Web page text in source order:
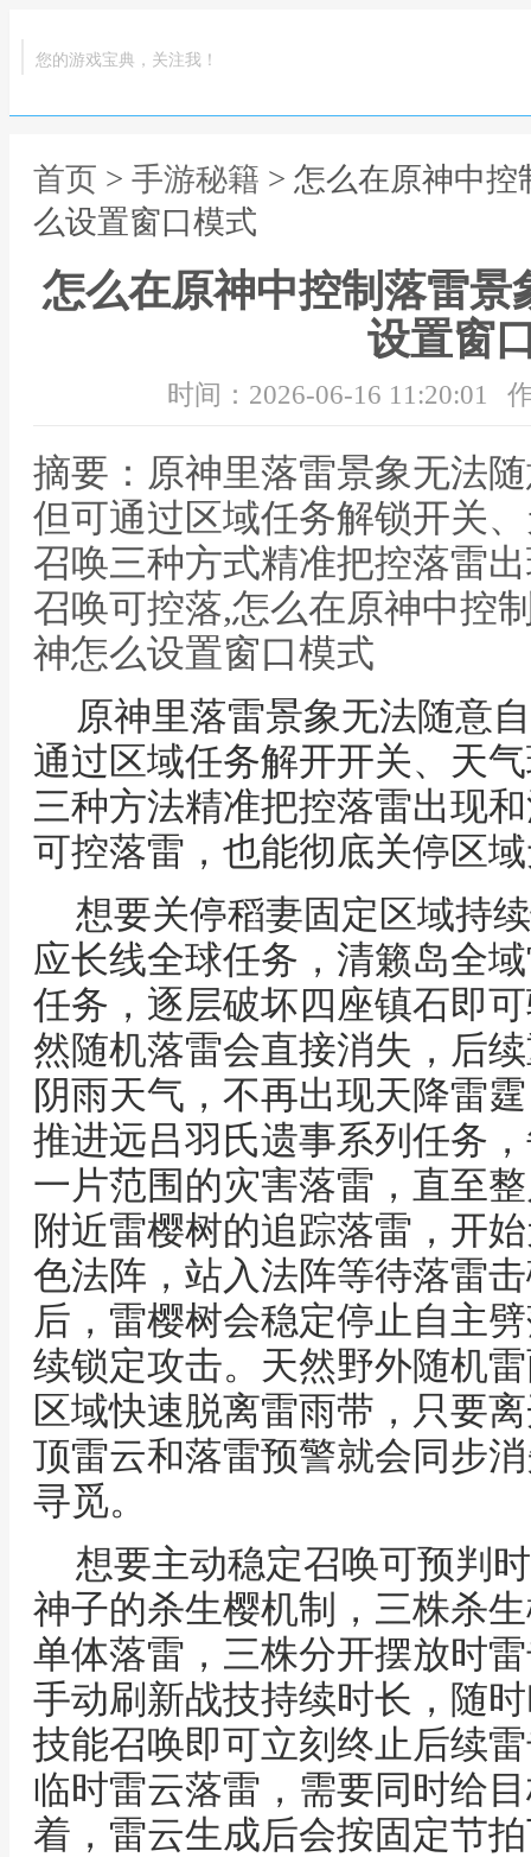
您的游戏宝典，关注我！
首页 > 手游秘籍 > 怎么在原神中
么设置窗口模式
怎么在原神中控制落雷景
设置窗
时间：2026-06-16 11:20:01
摘要：原神里落雷景象无法
但可通过区域任务解锁开关
召唤三种方式精准把控落雷
召唤可控落,怎么在原神中控
神怎么设置窗口模式
原神里落雷景象无法随意
通过区域任务解开开关、天
三种方法精准把控落雷出现
可控落雷，也能彻底关停区
想要关停稻妻固定区域持
应长线全球任务，清籁岛全
任务，逐层破坏四座镇石即
然随机落雷会直接消失，后
阴雨天气，不再出现天降雷
推进远吕羽氏遗事系列任务
一片范围的灾害落雷，直至
附近雷樱树的追踪落雷，开
色法阵，站入法阵等待落雷
后，雷樱树会稳定停止自主
续锁定攻击。天然野外随机
区域快速脱离雷雨带，只要
顶雷云和落雷预警就会同步
寻觅。
想要主动稳定召唤可预判
神子的杀生樱机制，三株杀
单体落雷，三株分开摆放时
手动刷新战技持续时长，随
技能召唤即可立刻终止后续
临时雷云落雷，需要同时给
着，雷云生成后会按固定节